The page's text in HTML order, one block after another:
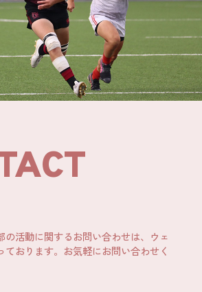
の活動に関するお問い合わせは、ウェ
ております。お気軽にお問い合わせく